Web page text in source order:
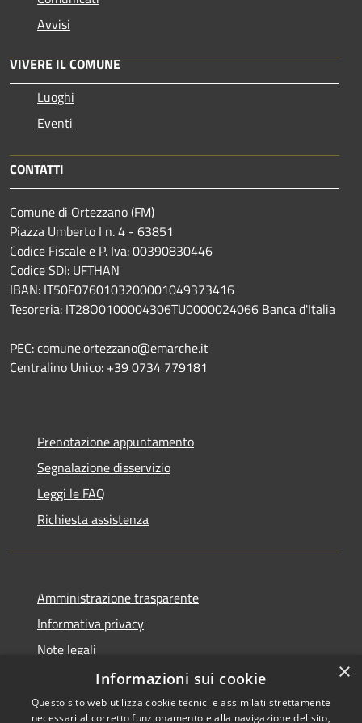
Avvisi
VIVERE IL COMUNE
Luoghi
Eventi
CONTATTI
Comune di Ortezzano (FM)
Piazza Umberto I n. 4 - 63851
Codice Fiscale e P. Iva: 00390830446
Codice SDI: UFTHAN
IBAN: IT50F0760103200001049373416
Tesoreria: IT28O0100004306TU0000024066 Banca d'Italia
PEC: comune.ortezzano@emarche.it
Centralino Unico: +39 0734 779181
Prenotazione appuntamento
Segnalazione disservizio
Leggi le FAQ
Richiesta assistenza
Amministrazione trasparente
Informativa privacy
Note legali
Dichiarazione di accessibilità
×
Informazioni sui cookie
Questo sito web utilizza cookie tecnici e assimilati strettamente
necessari al corretto funzionamento e alla navigazione del sito,